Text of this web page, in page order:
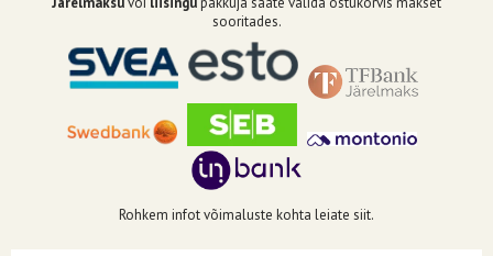
sooritades.
Rohkem infot võimaluste kohta leiate siit.